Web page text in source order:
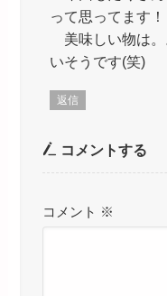
って思ってます！
美味しい物は。
いそうです(笑)
返信
コメントする
コメント ※